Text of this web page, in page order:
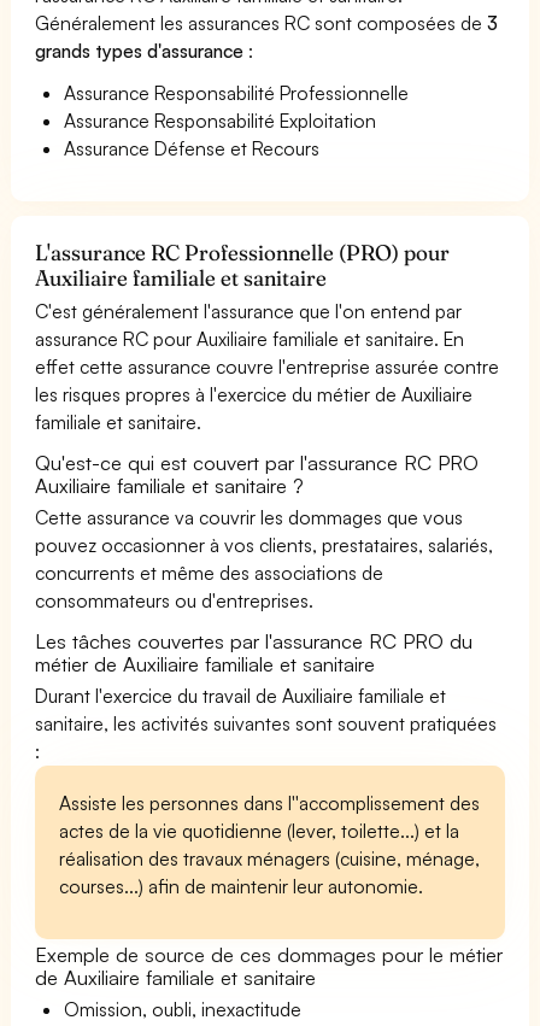
Généralement les assurances RC sont composées de3
grands types d'assurance :
Assurance Responsabilité Professionnelle
Assurance Responsabilité Exploitation
Assurance Défense et Recours
L'assurance RC Professionnelle (PRO) pour
Auxiliaire familiale et sanitaire
C'est généralement l'assurance que l'on entend par
assurance RC pour Auxiliaire familiale et sanitaire. En
effet cette assurance couvre l'entreprise assurée contre
les risques propres à l'exercice du métier de Auxiliaire
familiale et sanitaire.
Qu'est-ce qui est couvert par l'assurance RC PRO
Auxiliaire familiale et sanitaire ?
Cette assurance va couvrir les dommages que vous
pouvez occasionner à vos clients, prestataires, salariés,
concurrents et même des associations de
consommateurs ou d'entreprises.
Les tâches couvertes par l'assurance RC PRO du
métier de Auxiliaire familiale et sanitaire
Durant l'exercice du travail de Auxiliaire familiale et
sanitaire, les activités suivantes sont souvent pratiquées
:
Assiste les personnes dans l''accomplissement des
actes de la vie quotidienne (lever, toilette...) et la
réalisation des travaux ménagers (cuisine, ménage,
courses...) afin de maintenir leur autonomie.
Exemple de source de ces dommages pour le métier
de Auxiliaire familiale et sanitaire
Omission, oubli, inexactitude